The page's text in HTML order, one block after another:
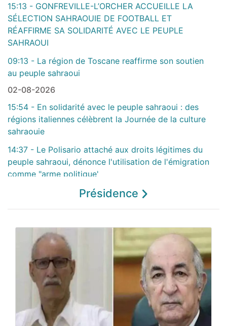
15:13 - GONFREVILLE-L’ORCHER ACCUEILLE LA
SÉLECTION SAHRAOUIE DE FOOTBALL ET
RÉAFFIRME SA SOLIDARITÉ AVEC LE PEUPLE
SAHRAOUI
09:13 - La région de Toscane reaffirme son soutien
au peuple sahraoui
02-08-2026
15:54 - En solidarité avec le peuple sahraoui : des
régions italiennes célèbrent la Journée de la culture
sahraouie
14:37 - Le Polisario attaché aux droits légitimes du
peuple sahraoui, dénonce l'utilisation de l'émigration
comme "arme politique'
23:13 - Le président du Conseil national présente
national et de l'APN suite à l'accident de Boumerdes
22:58 - Le Conseil national participe à
Johannesburg à la Conférence annuelle des
présidents des Parlements africains
Présidence